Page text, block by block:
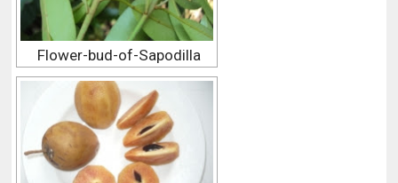
Flower-bud-of-Sapodilla